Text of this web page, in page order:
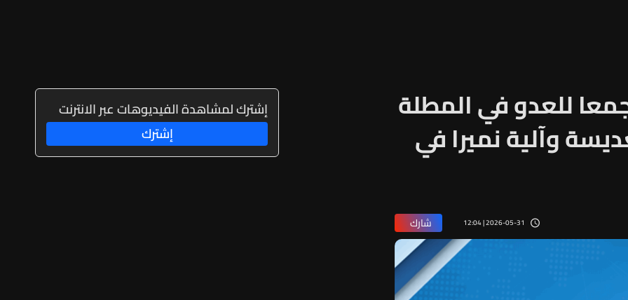
للعدو في المطلة
وآلية نميرا في
2026-05-31 | 12:04 شارك
إشترك لمشاهدة الفيديوهات عبر الانترنت
إشترك